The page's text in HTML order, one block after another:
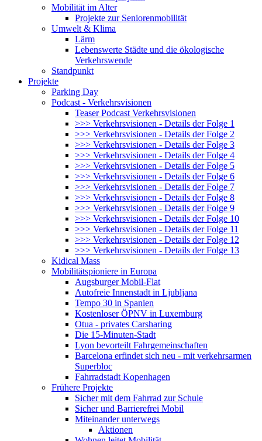
Mobilität im Alter
Projekte zur Seniorenmobilität
Umwelt & Klima
Lärm
Lebenswerte Städte und die ökologische
Verkehrswende
Standpunkt
Projekte
Parking Day
Podcast - Verkehrsvisionen
Teaser Podcast Verkehrsvisionen
>>> Verkehrsvisionen - Details der Folge 1
>>> Verkehrsvisionen - Details der Folge 2
>>> Verkehrsvisionen - Details der Folge 3
>>> Verkehrsvisionen - Details der Folge 4
>>> Verkehrsvisionen - Details der Folge 5
>>> Verkehrsvisionen - Details der Folge 6
>>> Verkehrsvisionen - Details der Folge 7
>>> Verkehrsvisionen - Details der Folge 8
>>> Verkehrsvisionen - Details der Folge 9
>>> Verkehrsvisionen - Details der Folge 10
>>> Verkehrsvisionen - Details der Folge 11
>>> Verkehrsvisionen - Details der Folge 12
>>> Verkehrsvisionen - Details der Folge 13
Kidical Mass
Mobilitätspioniere in Europa
Augsburger Mobil-Flat
Autofreie Innenstadt in Ljubljana
Tempo 30 in Spanien
Kostenloser ÖPNV in Luxemburg
Otua - privates Carsharing
Die 15-Minuten-Stadt
Lyon bevorteilt Fahrgemeinschaften
Barcelona erfindet sich neu - mit verkehrsarmen
Superbloc
Fahrradstadt Kopenhagen
Frühere Projekte
Sicher mit dem Fahrrad zur Schule
Sicher und Barrierefrei Mobil
Miteinander unterwegs
Aktionen